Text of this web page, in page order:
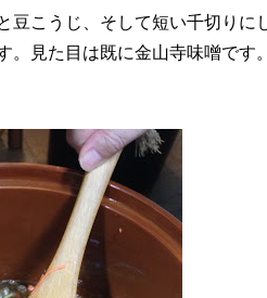
豆こうじ、そして短い千切り
。見た目は既に金山寺味噌です。